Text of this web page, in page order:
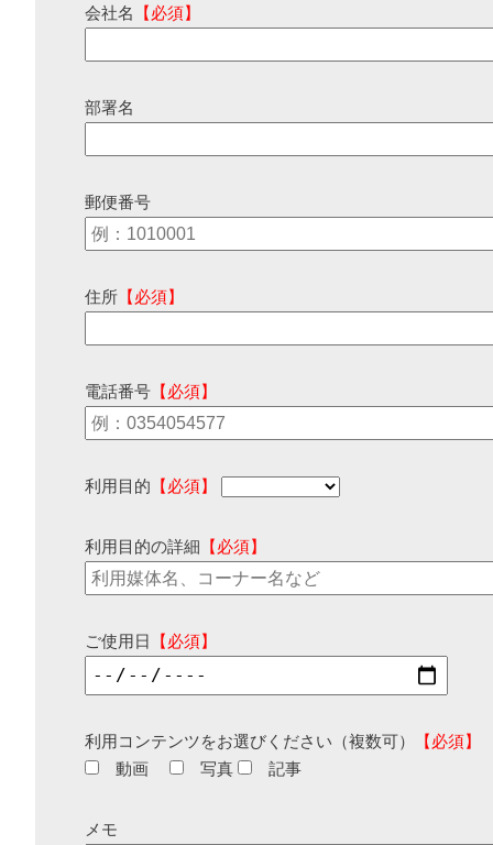
会社名 【必須】
部署名
郵便番号
住所 【必須】
電話番号 【必須】
利用目的 【必須】
利用目的の詳細 【必須】
ご使用日 【必須】
利用コンテンツをお選びください（複数可）
【必須】
動画
写真 記事
メモ